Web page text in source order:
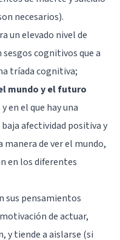
necesarios).
un elevado nivel de
sesgos cognitivosque a
tríada cognitiva;
mundo y el futuro
y en el que hay una
afectividad positiva y
manera de ver el mundo,
en los diferentes
sus pensamientos
de actuar,
y tiende a aislarse (si